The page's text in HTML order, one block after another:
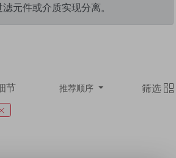
元件或介质实现分离。
节 推荐顺序 筛选